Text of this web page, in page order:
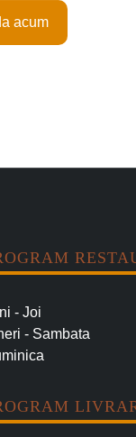
acum
- Joi
- Sambata